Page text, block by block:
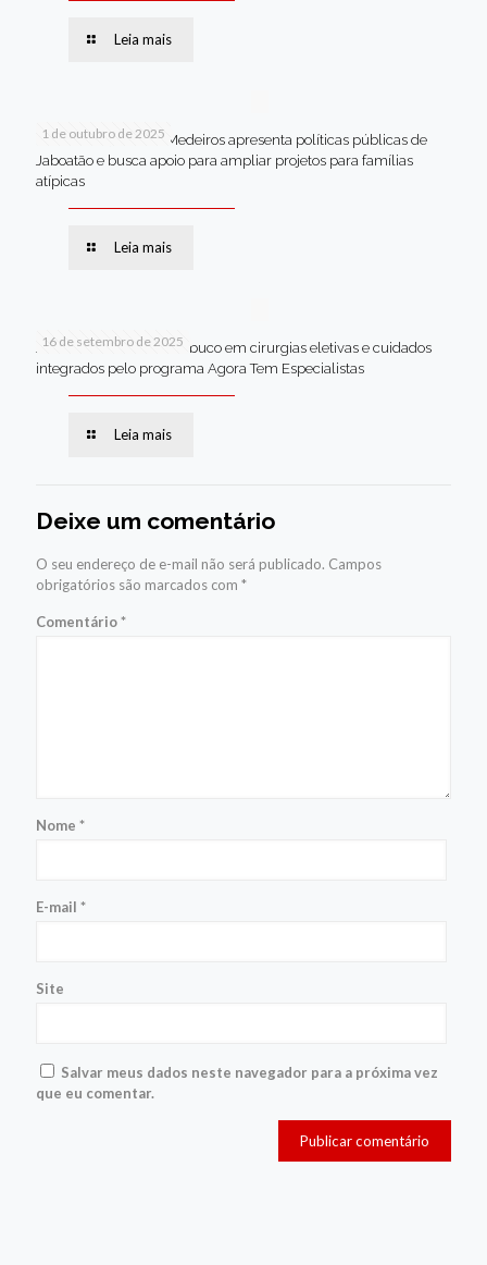
Leia mais
1 de outubro de 2025
Em Brasília, Andréa Medeiros apresenta políticas públicas de
Jaboatão e busca apoio para ampliar projetos para famílias
atípicas
Leia mais
16 de setembro de 2025
Jaboatão lidera Pernambuco em cirurgias eletivas e cuidados
integrados pelo programa Agora Tem Especialistas
Leia mais
Deixe um comentário
O seu endereço de e-mail não será publicado. Campos
obrigatórios são marcados com *
Comentário*
Nome *
E-mail *
Site
Salvar meus dados neste navegador para a próxima vez
que eu comentar.